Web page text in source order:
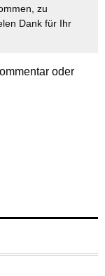
zu
Dank für Ihr
oder